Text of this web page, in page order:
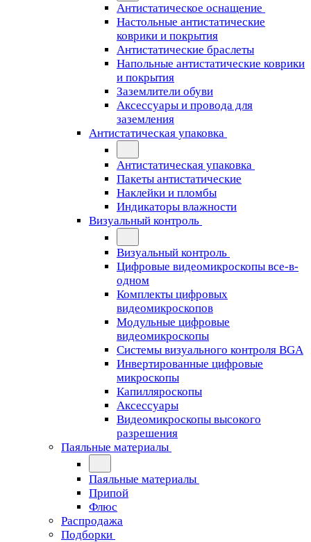
Антистатическое оснащение
Настольные антистатические
коврики и покрытия
Антистатические браслеты
Напольные антистатические коврики
и покрытия
Заземлители обуви
Аксессуары и провода для
заземления
Антистатическая упаковка
Антистатическая упаковка
Пакеты антистатические
Наклейки и пломбы
Индикаторы влажности
Визуальный контроль
Визуальный контроль
Цифровые видеомикроскопы все-в-
одном
Комплекты цифровых
видеомикроскопов
Модульные цифровые
видеомикроскопы
Cистемы визуального контроля BGA
Инвертированные цифровые
микроскопы
Капилляроскопы
Аксессуары
Видеомикроскопы высокого
разрешения
Паяльные материалы
Паяльные материалы
Припой
Флюс
Распродажа
Подборки